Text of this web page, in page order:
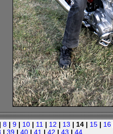
| 8 | 9 | 10 | 11 | 12 | 13 | 14 | 15 | 16
| 39 | 40 | 41 | 42 | 43 | 44